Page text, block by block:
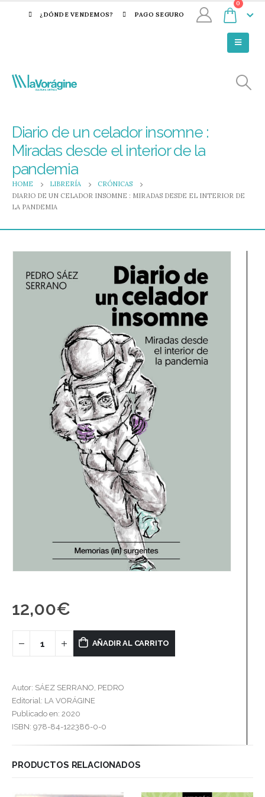
¿DÓNDE VENDEMOS? PAGO SEGURO
0
Diario de un celador insomne :
Miradas desde el interior de la
pandemia
HOME LIBRERÍA
CRÓNICAS
DIARIO DE UN CELADOR INSOMNE : MIRADAS DESDE EL INTERIOR DE
LA PANDEMIA
12,00€
AÑADIR AL CARRITO
Autor: SÁEZ SERRANO, PEDRO
Editorial: LA VORÁGINE
Publicado en: 2020
ISBN: 978-84-122386-0-0
PRODUCTOS RELACIONADOS